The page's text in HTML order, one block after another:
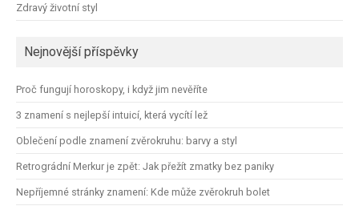
Zdravý životní styl
Nejnovější příspěvky
Proč fungují horoskopy, i když jim nevěříte
3 znamení s nejlepší intuicí, která vycítí lež
Oblečení podle znamení zvěrokruhu: barvy a styl
Retrográdní Merkur je zpět: Jak přežít zmatky bez paniky
Nepříjemné stránky znamení: Kde může zvěrokruh bolet